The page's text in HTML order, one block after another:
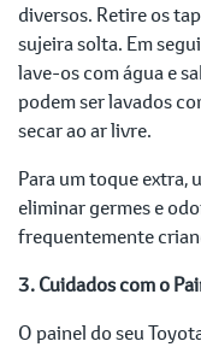
diversos. Retire os
sujeira solta. Em
lave-os com água e
podem ser lavados
secar ao ar livre.
Para um toque extra,
eliminar germes e
frequentemente
3. Cuidados com o
O painel do seu